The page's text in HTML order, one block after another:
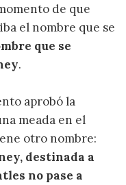
de que
el nombre que se
que se
.
aprobó la
meada en el
otro nombre:
destinada a
no pase a